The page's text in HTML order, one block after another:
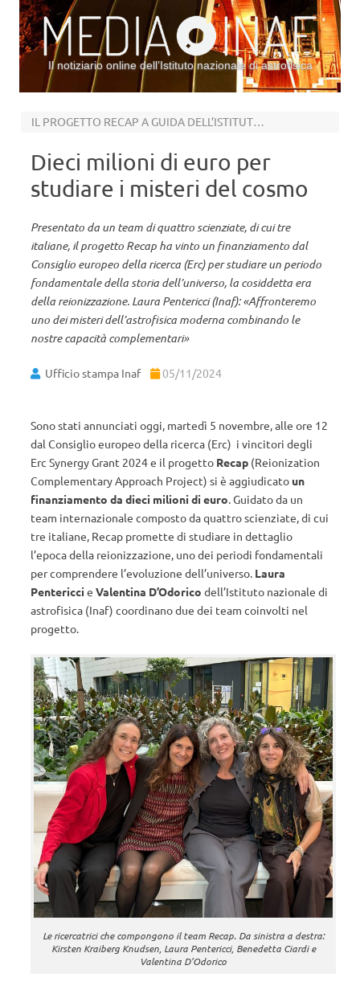
Il notiziario online dell’Istituto nazionale di astrofisica
IL PROGETTO RECAP A GUIDA DELL’ISTITUTO NAZIONALE DI ASTROFISICA
Dieci milioni di euro per
studiare i misteri del cosmo
Presentato da un team di quattro scienziate, di cui tre
italiane, il progetto Recap ha vinto un finanziamento dal
Consiglio europeo della ricerca (Erc) per studiare un periodo
fondamentale della storia dell’universo, la cosiddetta era
della reionizzazione. Laura Pentericci (Inaf): «Affronteremo
uno dei misteri dell’astrofisica moderna combinando le
nostre capacità complementari»
Ufficio stampa Inaf 05/11/2024
Sono stati annunciati oggi, martedì 5 novembre, alle ore 12
dal Consiglio europeo della ricerca (Erc) i vincitori degli
Erc Synergy Grant 2024 e il progetto Recap (Reionization
Complementary Approach Project) si è aggiudicato un
finanziamento da dieci milioni di euro. Guidato da un
team internazionale composto da quattro scienziate, di cui
tre italiane, Recap promette di studiare in dettaglio
l’epoca della reionizzazione, uno dei periodi fondamentali
per comprendere l’evoluzione dell’universo. Laura
Pentericci e Valentina D’Odorico dell’Istituto nazionale di
astrofisica (Inaf) coordinano due dei team coinvolti nel
progetto.
Le ricercatrici che compongono il team Recap. Da sinistra a destra:
Kirsten Kraiberg Knudsen, Laura Pentericci, Benedetta Ciardi e
Valentina D’Odorico